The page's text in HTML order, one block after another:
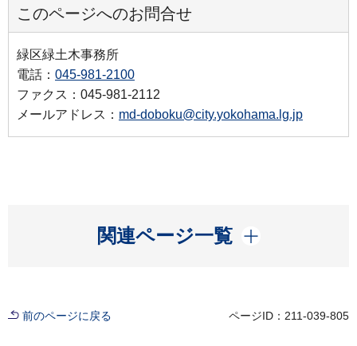
このページへのお問合せ
緑区緑土木事務所
電話： 045-981-2100
ファクス：045-981-2112
メールアドレス： md-doboku@city.yokohama.lg.jp
関連ページ一覧
開く
前のページに戻る ページID：211-039-805